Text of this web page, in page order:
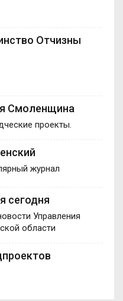
Отчизны
Смоленщина
проекты.
журнал
сегодня
Управления
области